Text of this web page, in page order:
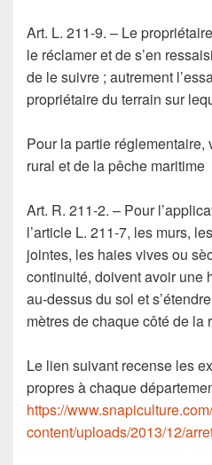
Art. L. 211-9. – Le
le réclamer et de s’en
de le suivre ; autrement
propriétaire du terrain sur
Pour la partie
rural et de la pêche maritime
Art. R. 211-2. – Pour
l’article L. 211-7, les murs,
jointes, les haies vives ou
continuité, doivent avoir une
au-dessus du sol et
mètres de chaque côté de la
Le lien suivant recense les
propres à chaque
https://
content/uploads/2013/12/